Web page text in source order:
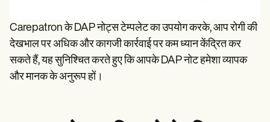
Carepatron के DAP नोट्स टेम्पलेट का उपयोग करके, आप रोगी की
देखभाल पर अधिक और कागजी कार्रवाई पर कम ध्यान केंद्रित कर
सकते हैं, यह सुनिश्चित करते हुए कि आपके DAP नोट हमेशा व्यापक
और मानक के अनुरूप हों।